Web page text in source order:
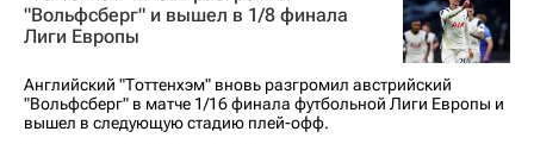
"Вольфсберг" и вышел в 1/8 финала
Лиги Европы
Английский "Тоттенхэм" вновь разгромил австрийский
"Вольфсберг" в матче 1/16 финала футбольной Лиги Европы и
вышел в следующую стадию плей-офф.